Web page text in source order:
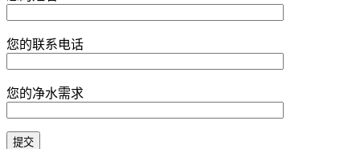
您的联系电话
您的净水需求